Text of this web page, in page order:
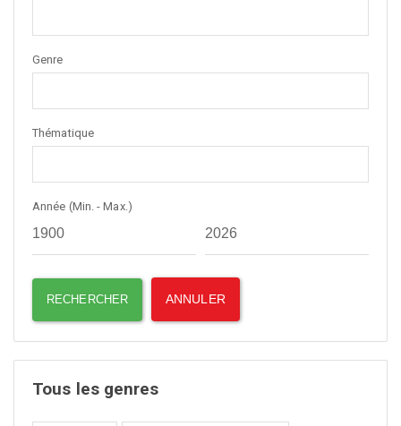
Genre
Thématique
Année (Min. - Max.)
Tous les genres